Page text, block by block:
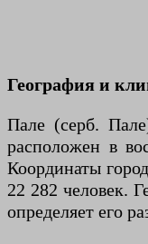
География и
Пале (серб.
расположен в
Координаты
22 282 человек.
определяет его